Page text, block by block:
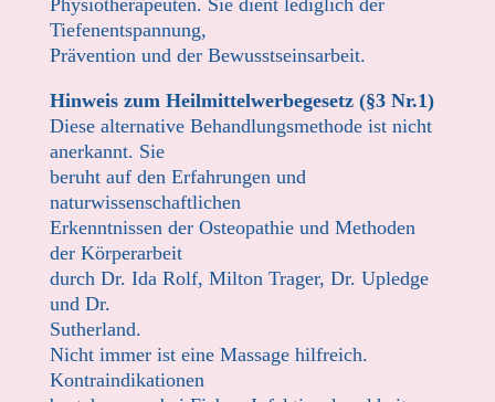
Physiotherapeuten. Sie dient lediglich der
Tiefenentspannung,
Prävention und der Bewusstseinsarbeit.
Hinweis zum Heilmittelwerbegesetz (§3 Nr.1)
Diese alternative Behandlungsmethode ist nicht
anerkannt. Sie
beruht auf den Erfahrungen und
naturwissenschaftlichen
Erkenntnissen der Osteopathie und Methoden
der Körperarbeit
durch Dr. Ida Rolf, Milton Trager, Dr. Upledge
und Dr.
Sutherland.
Nicht immer ist eine Massage hilfreich.
Kontraindikationen